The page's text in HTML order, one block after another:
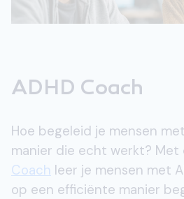
ADHD Coach
Hoe begeleid je mensen
manier die echt werkt? Met
Coach leer je mensen met
op een efficiënte manier